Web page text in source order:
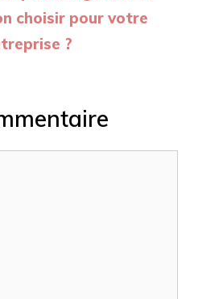
choisir pour votre
?